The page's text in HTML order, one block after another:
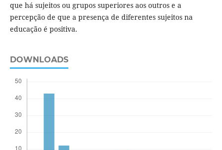
que há sujeitos ou grupos superiores aos outros e a
percepção de que a presença de diferentes sujeitos na
educação é positiva.
DOWNLOADS